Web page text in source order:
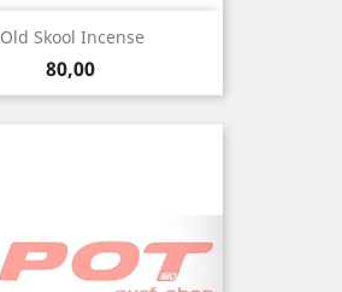
Old Skool Incense
Precio
80,00